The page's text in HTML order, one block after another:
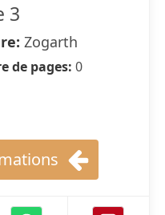
3
Zogarth
de pages: 0